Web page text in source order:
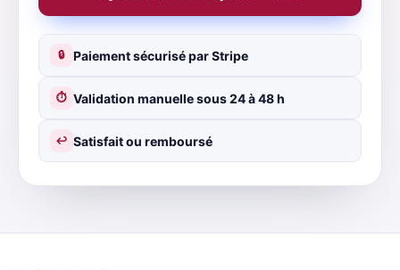
🔒 Paiement sécurisé par Stripe
⏱ Validation manuelle sous 24 à 48 h
↩ Satisfait ou remboursé